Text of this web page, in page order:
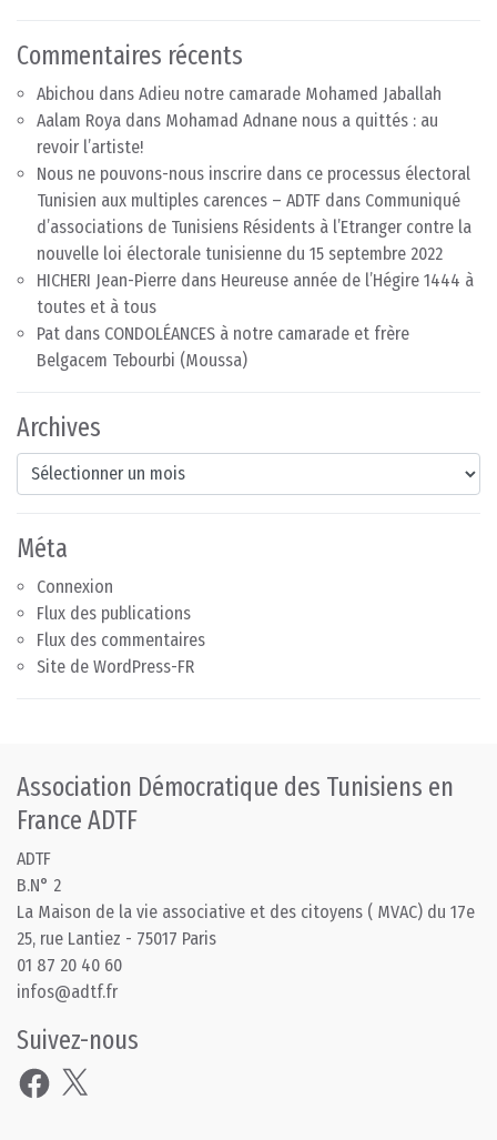
Commentaires récents
Abichou dans Adieu notre camarade Mohamed Jaballah
Aalam Roya dans Mohamad Adnane nous a quittés : au
revoir l’artiste!
Nous ne pouvons-nous inscrire dans ce processus électoral
Tunisien aux multiples carences – ADTF dans Communiqué
d’associations de Tunisiens Résidents à l’Etranger contre la
nouvelle loi électorale tunisienne du 15 septembre 2022
HICHERI Jean-Pierre dans Heureuse année de l’Hégire 1444 à
toutes et à tous
Pat dans CONDOLÉANCES à notre camarade et frère
Belgacem Tebourbi (Moussa)
Archives
Archives
Méta
Connexion
Flux des publications
Flux des commentaires
Site de WordPress-FR
Association Démocratique des Tunisiens en
France ADTF
ADTF
B.N° 2
La Maison de la vie associative et des citoyens ( MVAC) du 17e
25, rue Lantiez - 75017 Paris
01 87 20 40 60
infos@adtf.fr
Suivez-nous
Facebook
X